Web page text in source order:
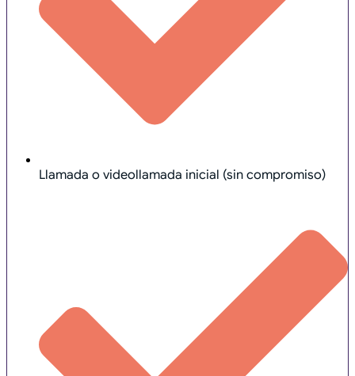
Llamada o videollamada inicial (sin compromiso)